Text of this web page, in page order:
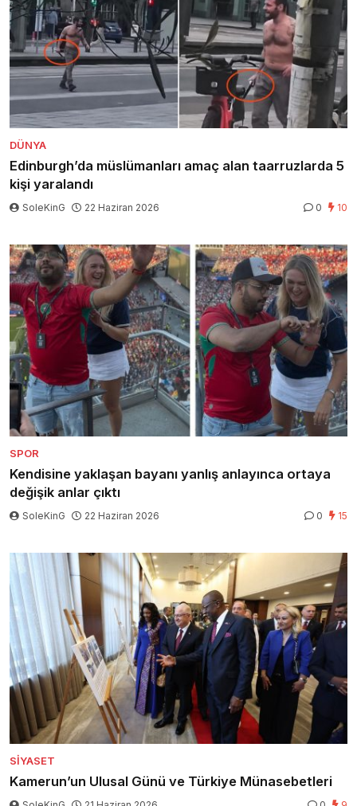
DÜNYA
Edinburgh’da müslümanları amaç alan taarruzlarda 5
kişi yaralandı
SoleKinG 22 Haziran 2026 0 10
SPOR
Kendisine yaklaşan bayanı yanlış anlayınca ortaya
değişik anlar çıktı
SoleKinG 22 Haziran 2026 0 15
SIYASET
Kamerun’un Ulusal Günü ve Türkiye Münasebetleri